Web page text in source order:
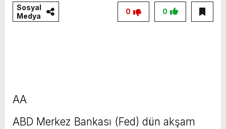
Sosyal
Medya
0
0
AA
ABD Merkez Bankası (Fed) dün akşam